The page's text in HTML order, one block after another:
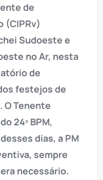
de
(CIPRv)
Sudoeste e
no Ar, nesta
de
festejos de
. O Tenente
24º BPM,
dias, a PM
sempre
necessário.